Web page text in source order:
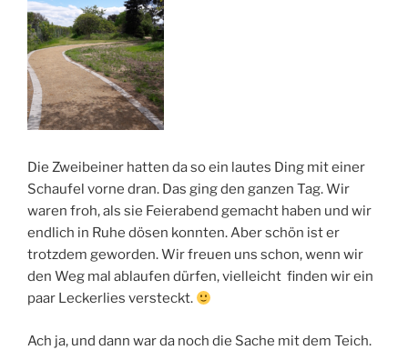
Die Zweibeiner hatten da so ein lautes Ding mit einer
Schaufel vorne dran. Das ging den ganzen Tag. Wir
waren froh, als sie Feierabend gemacht haben und wir
endlich in Ruhe dösen konnten. Aber schön ist er
trotzdem geworden. Wir freuen uns schon, wenn wir
den Weg mal ablaufen dürfen, vielleicht finden wir ein
paar Leckerlies versteckt.
Ach ja, und dann war da noch die Sache mit dem Teich.